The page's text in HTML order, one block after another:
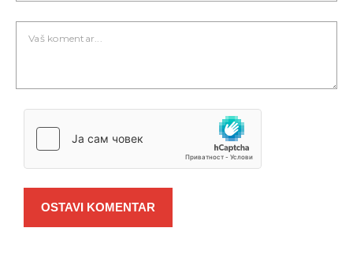
OSTAVI KOMENTAR